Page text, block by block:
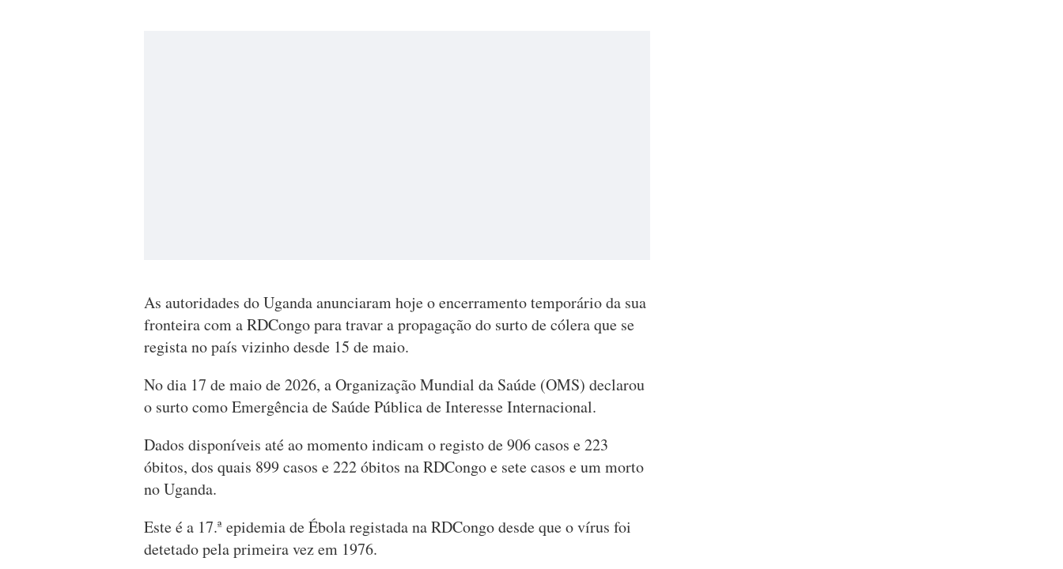
As autoridades do Uganda anunciaram hoje o encerramento temporário da sua
fronteira com a RDCongo para travar a propagação do surto de cólera que se
regista no país vizinho desde 15 de maio.
No dia 17 de maio de 2026, a Organização Mundial da Saúde (OMS) declarou
o surto como Emergência de Saúde Pública de Interesse Internacional.
Dados disponíveis até ao momento indicam o registo de 906 casos e 223
óbitos, dos quais 899 casos e 222 óbitos na RDCongo e sete casos e um morto
no Uganda.
Este é a 17.ª epidemia de Ébola registada na RDCongo desde que o vírus foi
detetado pela primeira vez em 1976.